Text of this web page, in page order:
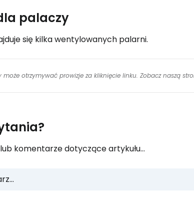
palaczy
się kilka wentylowanych palarni.
otrzymywać prowizje za kliknięcie linku. Zobacz naszą
komentarze dotyczące artykułu...